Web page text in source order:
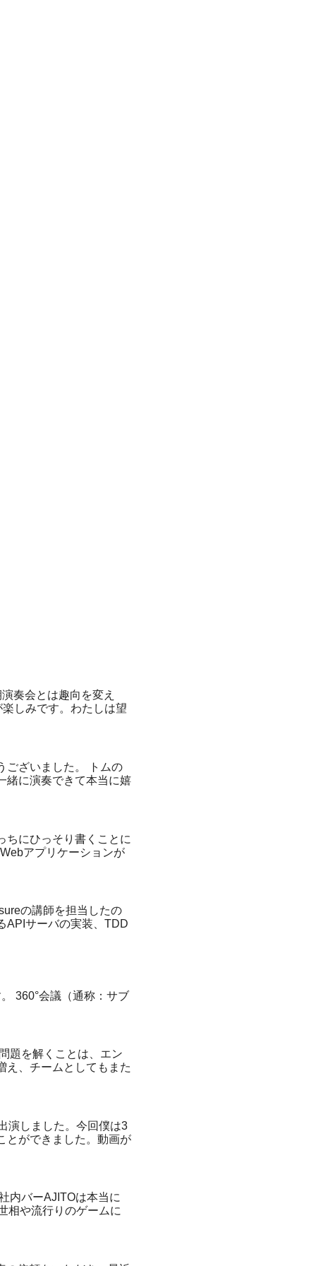
奏会とは趣向を変え
しみです。わたしは望
ございました。 トムの
緒に演奏できて本当に嬉
ちにひっそり書くことに
アプリケーションが
の講師を担当したの
APIサーバの実装、TDD
360°会議（通称：サブ
題を解くことは、エン
え、チームとしてもまた
演しました。今回僕は3
とができました。動画が
内バーAJITOは本当に
相や流行りのゲームに